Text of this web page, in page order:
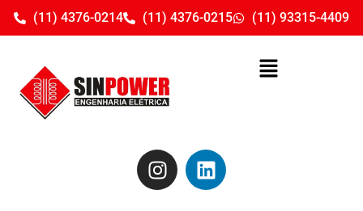
(11) 4376-0214 (11) 4376-0215 (11) 93315-4409